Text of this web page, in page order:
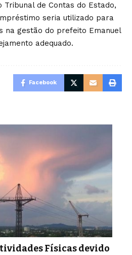
de Contas do Estado,
seria utilizado para
na gestão do prefeito Emanuel
adequado.
Facebook
Físicas devido